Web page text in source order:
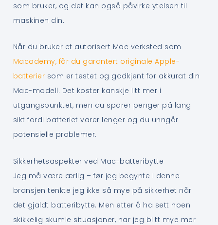
som bruker, og det kan også påvirke ytelsen til
maskinen din.
Når du bruker et autorisert Mac verksted som
Macademy, får du garantert originale Apple-
batterier som er testet og godkjent for akkurat din
Mac-modell. Det koster kanskje litt mer i
utgangspunktet, men du sparer penger på lang
sikt fordi batteriet varer lenger og du unngår
potensielle problemer.
Sikkerhetsaspekter ved Mac-batteribytte
Jeg må være ærlig – før jeg begynte i denne
bransjen tenkte jeg ikke så mye på sikkerhet når
det gjaldt batteribytte. Men etter å ha sett noen
skikkelig skumle situasjoner, har jeg blitt mye mer